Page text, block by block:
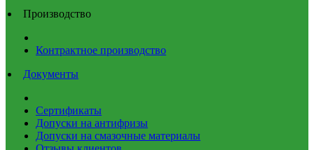
Производство
Контрактное производство
Документы
Сертификаты
Допуски на антифризы
Допуски на смазочные материалы